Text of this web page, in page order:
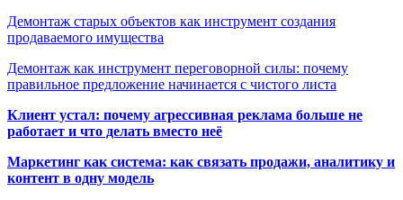
Демонтаж старых объектов как инструмент создания
продаваемого имущества
Демонтаж как инструмент переговорной силы: почему
правильное предложение начинается с чистого листа
Клиент устал: почему агрессивная реклама больше не
работает и что делать вместо неё
Маркетинг как система: как связать продажи, аналитику и
контент в одну модель